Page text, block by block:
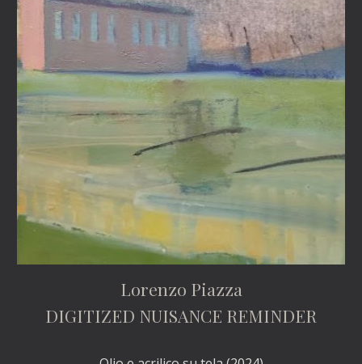
Lorenzo Piazza
DIGITIZED NUISANCE REMINDER